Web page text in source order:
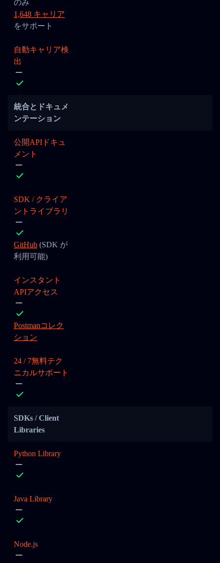
のみ
1,648 キャリア
をサポート
自動キャリア検
出
統合とドキュメ
ンテーション
公開APIドキュ
メント
SDK / クライア
ントライブラリ
GitHub (SDK が
利用可能)
インスタント
APIアクセス
Postmanコレク
ション
24 / 7無料テク
ニカルサポート
SDKs / Client
Libraries
Python Library
Java Library
Node.js